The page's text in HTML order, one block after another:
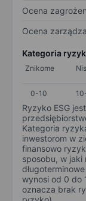
Ocena
Ocena
Kategoria
Znikome
0-10
Ryzyko ESG
Kategoria
inwestorom w
finansowo
sposobu, w jaki
wynosi od 0 do
oznacza brak